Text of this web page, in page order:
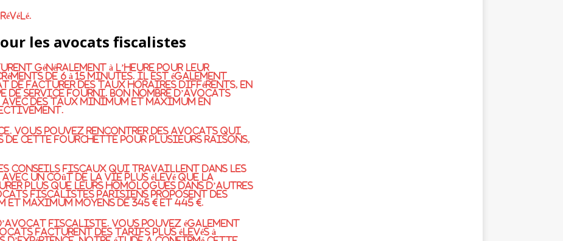
les avocats fiscalistes
généralement à l’heure pour leur
de 6 à 15 minutes. Il est également
de facturer des taux horaires différents, en
service fourni. Bon nombre d’avocats
des taux minimum et maximum en
Vous pouvez rencontrer des avocats qui
de cette fourchette pour plusieurs raisons,
les conseils fiscaux qui travaillent dans les
un coût de la vie plus élevé que la
plus que leurs homologues dans d’autres
fiscalistes parisiens proposent des
maximum moyens de 345 € et 445 €.
fiscaliste. Vous pouvez également
facturent des tarifs plus élevés à